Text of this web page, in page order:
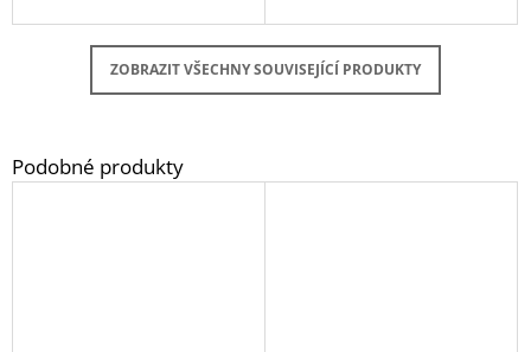
ZOBRAZIT VŠECHNY SOUVISEJÍCÍ PRODUKTY